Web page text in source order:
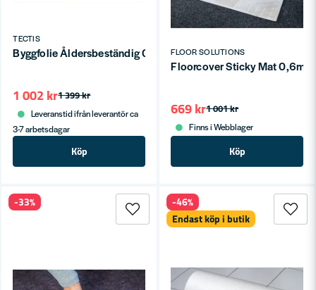
TECTIS
Byggfolie Åldersbeständig 0,20mm 25x4m
1 399 kr
1 002 kr
Leveranstid ifrån leverantör ca
3-7 arbetsdagar
Köp
FLOOR SOLUTIONS
Floorcover Sticky Mat
1 001 kr
669 kr
Finns i Webblager
Köp
-33%
-46%
Endast köp i butik